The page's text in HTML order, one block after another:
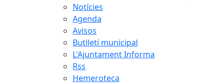
Notícies
Agenda
Avisos
Butlletí municipal
L'Ajuntament Informa
Rss
Hemeroteca